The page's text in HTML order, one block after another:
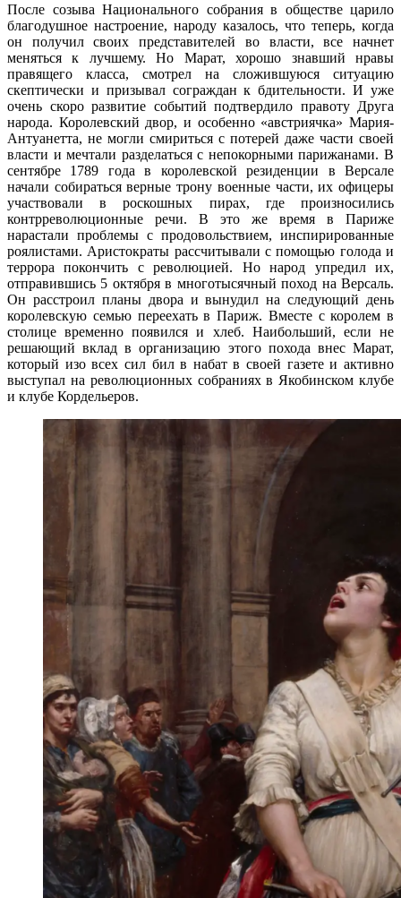
После созыва Национального собрания в обществе царило
благодушное настроение, народу казалось, что теперь, когда
он получил своих представителей во власти, все начнет
меняться к лучшему. Но Марат, хорошо знавший нравы
правящего класса, смотрел на сложившуюся ситуацию
скептически и призывал сограждан к бдительности. И уже
очень скоро развитие событий подтвердило правоту Друга
народа. Королевский двор, и особенно «австриячка» Мария-
Антуанетта, не могли смириться с потерей даже части своей
власти и мечтали разделаться с непокорными парижанами. В
сентябре 1789 года в королевской резиденции в Версале
начали собираться верные трону военные части, их офицеры
участвовали в роскошных пирах, где произносились
контрреволюционные речи. В это же время в Париже
нарастали проблемы с продовольствием, инспирированные
роялистами. Аристократы рассчитывали с помощью голода и
террора покончить с революцией. Но народ упредил их,
отправившись 5 октября в многотысячный поход на Версаль.
Он расстроил планы двора и вынудил на следующий день
королевскую семью переехать в Париж. Вместе с королем в
столице временно появился и хлеб. Наибольший, если не
решающий вклад в организацию этого похода внес Марат,
который изо всех сил бил в набат в своей газете и активно
выступал на революционных собраниях в Якобинском клубе
и клубе Кордельеров.